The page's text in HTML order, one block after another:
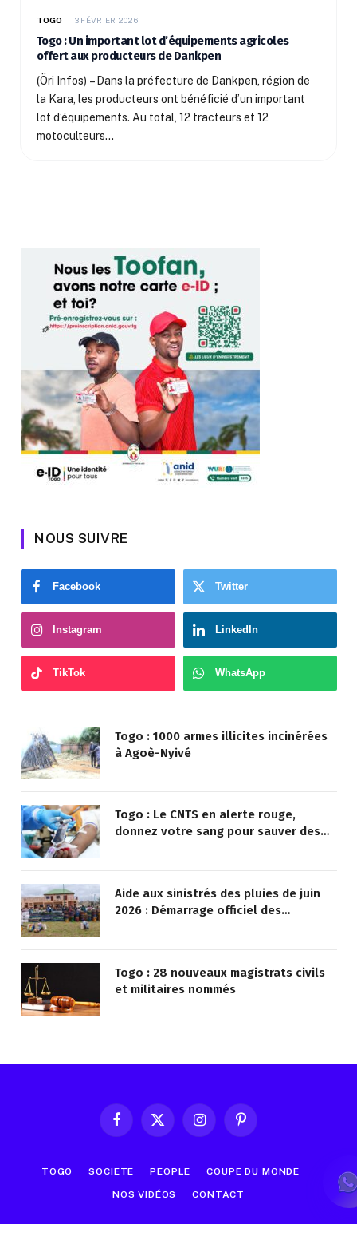
TOGO 3 FÉVRIER 2026
Togo : Un important lot d’équipements agricoles
offert aux producteurs de Dankpen
(Öri Infos) – Dans la préfecture de Dankpen, région de
la Kara, les producteurs ont bénéficié d’un important
lot d’équipements. Au total, 12 tracteurs et 12
motoculteurs…
NOUS SUIVRE
Facebook Twitter
Instagram LinkedIn
TikTok WhatsApp
Togo : 1000 armes illicites incinérées
à Agoè-Nyivé
Togo : Le CNTS en alerte rouge,
donnez votre sang pour sauver des
Aide aux sinistrés des pluies de juin
2026 : Démarrage officiel des
Togo : 28 nouveaux magistrats civils
et militaires nommés
FacebookX
InstagramPinterest
TOGO SOCIETE PEOPLE COUPE DU MONDE
NOS VIDÉOS CONTACT